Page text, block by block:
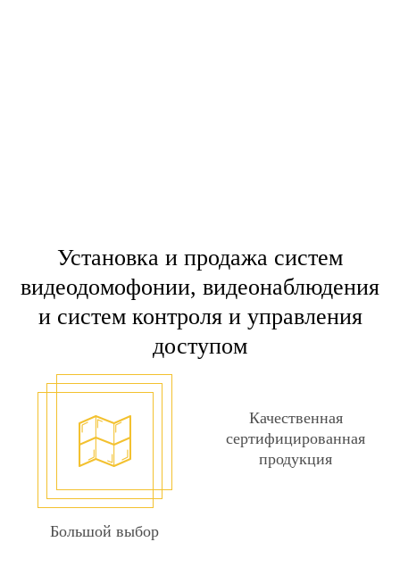
Установка и продажа систем
видеодомофонии, видеонаблюдения
и систем контроля и управления
доступом
Большой выбор
Качественная
сертифицированная
продукция